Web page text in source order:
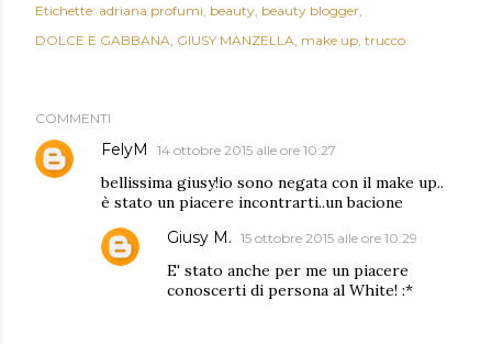
Etichette: adriana profumi beauty beauty blogger
DOLCE E GABBANA GIUSY MANZELLA make up trucco
COMMENTI
FelyM 14 ottobre 2015 alle ore 10:27
bellissima giusy!io sono negata con il make up..
è stato un piacere incontrarti..un bacione
Giusy M. 15 ottobre 2015 alle ore 10:29
E' stato anche per me un piacere
conoscerti di persona al White! :*